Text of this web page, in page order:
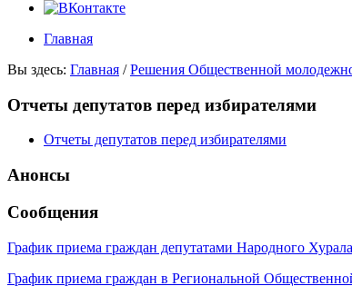
Главная
Вы здесь: Главная /Решения Общественной
Отчеты депутатов перед избирателями
Отчеты депутатов перед избирателями
Анонсы
Сообщения
График приема граждан депутатами Народного
График приема граждан в Региональной